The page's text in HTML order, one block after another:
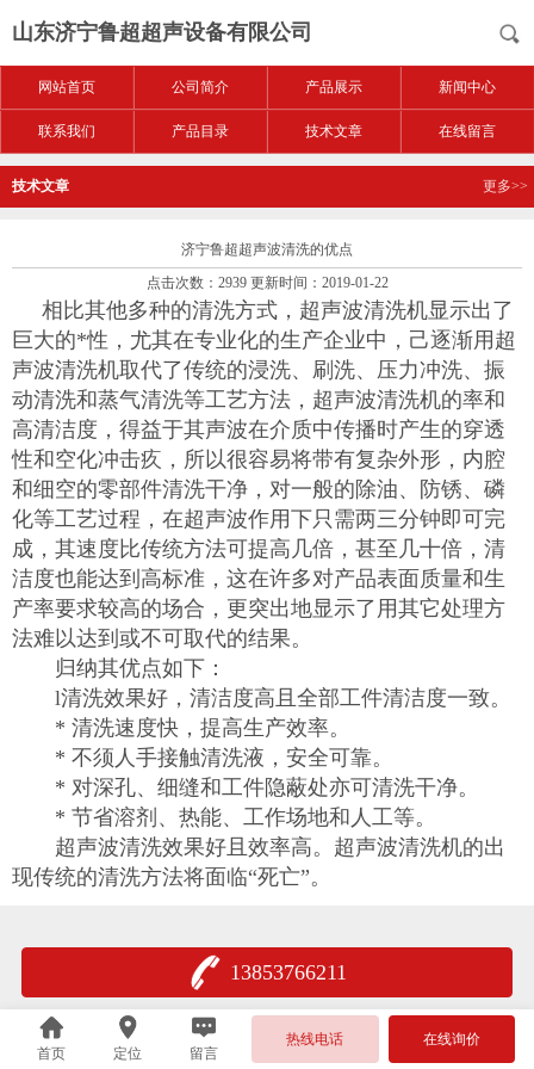
山东济宁鲁超超声设备有限公司
网站首页 公司简介 产品展示 新闻中心
联系我们 产品目录 技术文章 在线留言
技术文章 更多>>
济宁鲁超超声波清洗的优点
点击次数：2939 更新时间：2019-01-22
相比其他多种的清洗方式，超声波清洗机显示出了
巨大的*性，尤其在专业化的生产企业中，己逐渐用超
声波清洗机取代了传统的浸洗、刷洗、压力冲洗、振
动清洗和蒸气清洗等工艺方法，超声波清洗机的率和
高清洁度，得益于其声波在介质中传播时产生的穿透
性和空化冲击疚，所以很容易将带有复杂外形，内腔
和细空的零部件清洗干净，对一般的除油、防锈、磷
化等工艺过程，在超声波作用下只需两三分钟即可完
成，其速度比传统方法可提高几倍，甚至几十倍，清
洁度也能达到高标准，这在许多对产品表面质量和生
产率要求较高的场合，更突出地显示了用其它处理方
法难以达到或不可取代的结果。
归纳其优点如下：
l清洗效果好，清洁度高且全部工件清洁度一致。
* 清洗速度快，提高生产效率。
* 不须人手接触清洗液，安全可靠。
* 对深孔、细缝和工件隐蔽处亦可清洗干净。
* 节省溶剂、热能、工作场地和人工等。
超声波清洗效果好且效率高。超声波清洗机的出
现传统的清洗方法将面临“死亡”。
13853766211
首页 定位 留言
热线电话 在线询价